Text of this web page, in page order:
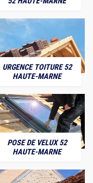
URGENCE TOITURE 52
HAUTE-MARNE
POSE DE VELUX 52
HAUTE-MARNE